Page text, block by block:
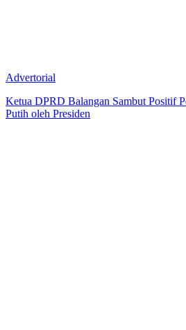
Advertorial
Ketua DPRD Balangan Sambut Positif
Putih oleh Presiden